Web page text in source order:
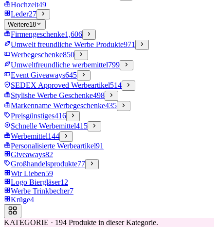
Hochzeit49
Leder27
Weitere18
Firmengeschenke1,606
Umwelt freundliche Werbe Produkte971
Werbegeschenke850
Umweltfreundliche werbemittel799
Event Giveaways645
SEDEX Approved Werbeartikel514
Stylishe Werbe Geschenke498
Markenname Werbegeschenke435
Preisgünstiges416
Schnelle Werbemittel415
Werbemittel144
Personalisierte Werbeartikel91
Giveaways82
Großhandelsprodukte77
Wir Lieben59
Logo Biergläser12
Werbe Trinkbecher7
Krüge4
KATEGORIE · 194 Produkte in dieser Kategorie.